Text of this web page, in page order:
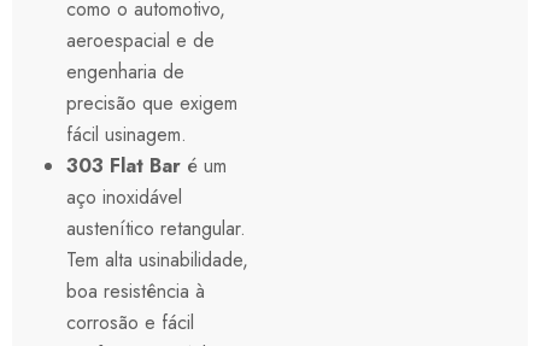
como o automotivo,
aeroespacial e de
engenharia de
precisão que exigem
fácil usinagem.
303 Flat Bar é um
aço inoxidável
austenítico retangular.
Tem alta usinabilidade,
boa resistência à
corrosão e fácil